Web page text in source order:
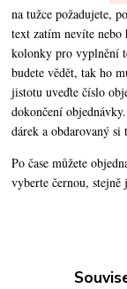
na tužce požadujete,
text zatím nevíte
kolonky pro vyplnění
budete vědět, tak ho
jistotu uveďte číslo
dokončení
dárek a obdarovaný si
Po čase můžete
vyberte černou,